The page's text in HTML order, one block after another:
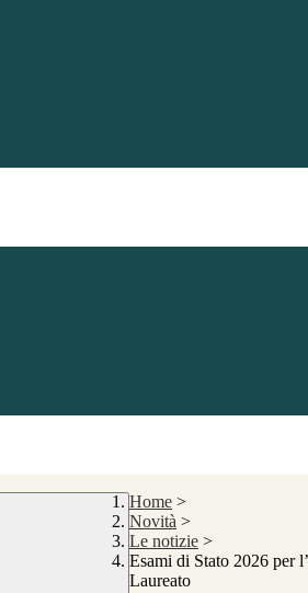
Home >
Novità >
Le notizie >
Esami di Stato 2026 per
Laureato